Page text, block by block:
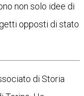
non solo idee di
opposti di stato
di Storia